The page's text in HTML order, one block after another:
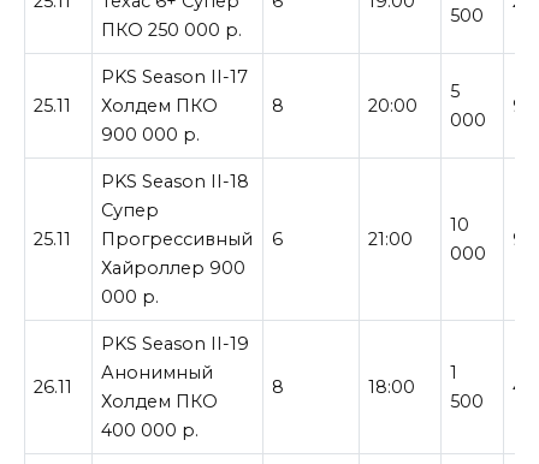
ПКО 250 000 р.
500
25.11
PKS Season II-17
Холдем ПКО
900 000 р.
8 20:00
5
000
25.11
PKS Season II-18
Супер
Прогрессивный
Хайроллер 900
000 р.
6 21:00
10
000
26.11
PKS Season II-19
Анонимный
Холдем ПКО
400 000 р.
8 18:00
1
500